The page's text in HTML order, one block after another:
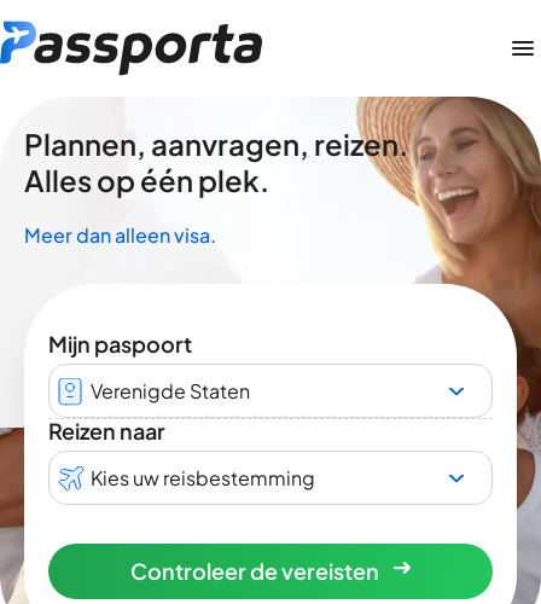
Plannen, aanvragen, reizen.
Alles op één plek.
Meer dan alleen visa.
Mijn paspoort
Verenigde Staten
Reizen naar
Kies uw reisbestemming
Controleer de vereisten